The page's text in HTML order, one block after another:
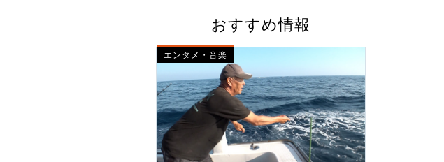
おすすめ情報
エンタメ・音楽